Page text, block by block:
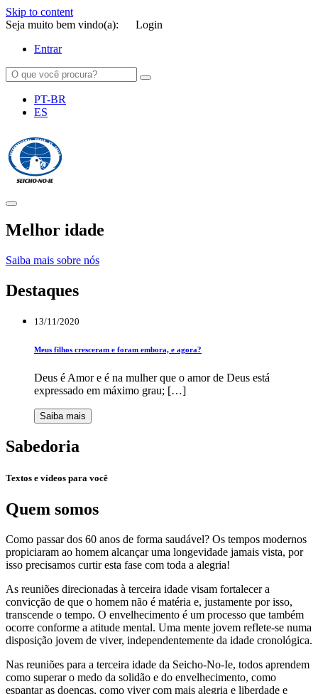
Skip to content
Seja muito bem vindo(a):
Login
Entrar
PT-BR
ES
BRASIL
Melhor idade
Saiba mais sobre nós
Destaques
13/11/2020
Meus filhos cresceram e foram embora, e agora?
Deus é Amor e é na mulher que o amor de Deus está
expressado em máximo grau; […]
Saiba mais
Sabedoria
Textos e vídeos para você
Quem somos
Como passar dos 60 anos de forma saudável? Os tempos modernos
propiciaram ao homem alcançar uma longevidade jamais vista, por
isso precisamos curtir esta fase com toda a alegria!
As reuniões direcionadas à terceira idade visam fortalecer a
convicção de que o homem não é matéria e, justamente por isso,
transcende o tempo. O envelhecimento é um processo que também
ocorre conforme a atitude mental. Uma mente jovem reflete-se numa
disposição jovem de viver, independentemente da idade cronológica.
Nas reuniões para a terceira idade da Seicho-No-Ie, todos aprendem
como superar o medo da solidão e do envelhecimento, como
espantar as doenças, como viver com mais alegria e liberdade e